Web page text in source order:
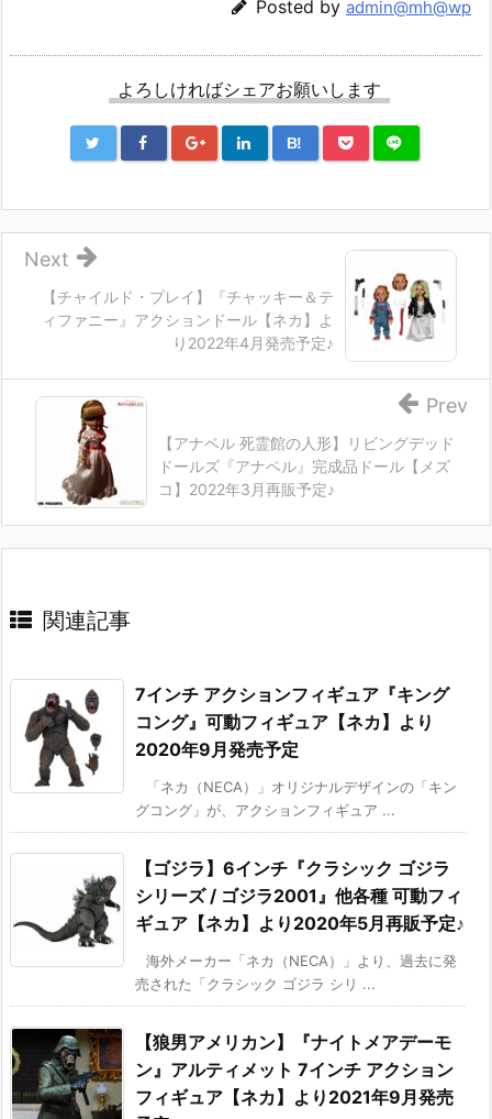
Posted by admin@mh@wp
よろしければシェアお願いします
B!
【チャイルド・プレイ】『チャッキー＆テ
ィファニー』アクションドール【ネカ】よ
り2022年4月発売予定♪
Next
【アナベル 死霊館の人形】リビングデッド
ドールズ『アナベル』完成品ドール【メズ
コ】2022年3月再販予定♪
Prev
関連記事
7インチ アクションフィギュア『キング
コング』可動フィギュア【ネカ】より
2020年9月発売予定
「ネカ（NECA）」オリジナルデザインの「キン
グコング」が、アクションフィギュア ...
【ゴジラ】6インチ『クラシック ゴジラ
シリーズ / ゴジラ2001』他各種 可動フィ
ギュア【ネカ】より2020年5月再販予定♪
海外メーカー「ネカ（NECA）」より、過去に発
売された「クラシック ゴジラ シリ ...
【狼男アメリカン】『ナイトメアデーモ
ン』アルティメット 7インチ アクション
フィギュア【ネカ】より2021年9月発売